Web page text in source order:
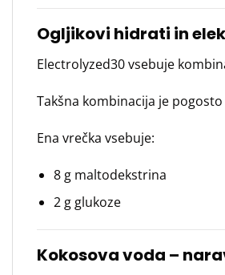
Ogljikovi hidrati in
Electrolyzed30 vsebuje
Takšna kombinacija je
Ena vrečka vsebuje:
8 g maltodekstrina
2 g glukoze
Kokosova voda –